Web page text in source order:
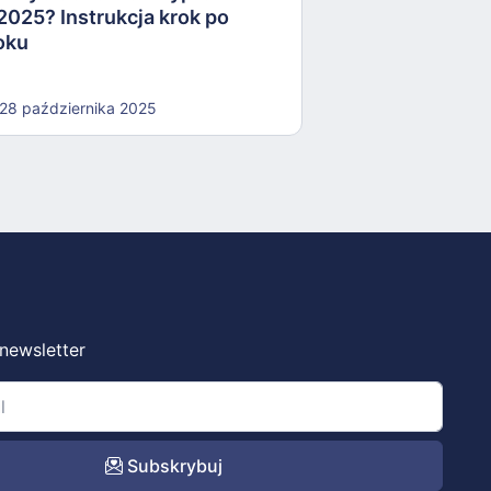
Instrukcja krok po
28 października 2025
Subskrybuj